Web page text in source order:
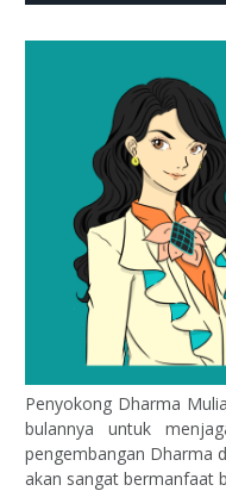
Penyokong Dharma
bulannya untuk
pengembangan Dharma
akan sangat bermanfaat